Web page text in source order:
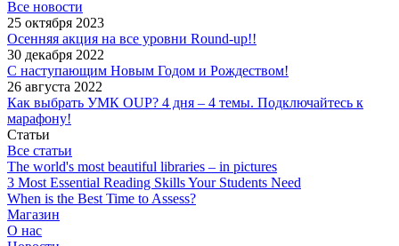
Все новости
25 октября 2023
Осенняя акция на все уровни Round-up!!
30 декабря 2022
С наступающим Новым Годом и Рождеством!
26 августа 2022
Как выбрать УМК OUP? 4 дня – 4 темы. Подключайтесь к
марафону!
Статьи
Все статьи
The world's most beautiful libraries – in pictures
3 Most Essential Reading Skills Your Students Need
When is the Best Time to Assess?
Магазин
О нас